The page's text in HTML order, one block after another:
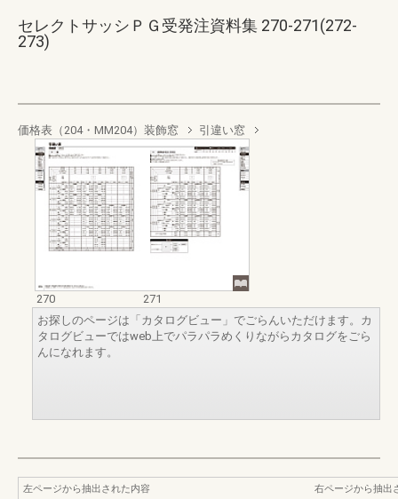
セレクトサッシＰＧ受発注資料集 270-271(272-
273)
価格表（204・MM204）装飾窓 引違い窓
270
271
お探しのページは「カタログビュー」でごらんいただけます。カ
タログビューではweb上でパラパラめくりながらカタログをごら
んになれます。
左ページから抽出された内容
右ページから抽出